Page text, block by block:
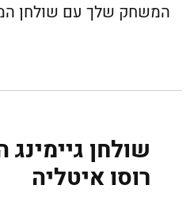
המשחק שלך עם שולחן
שולחן
רוסו איטליה